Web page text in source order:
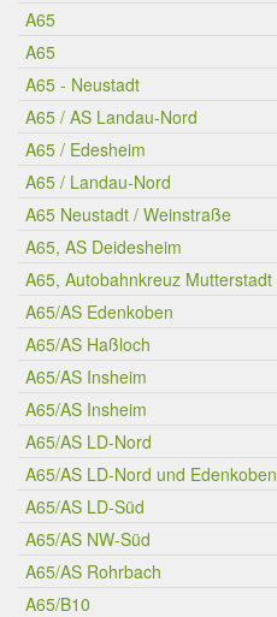
A65
A65
A65 - Neustadt
A65 / AS Landau-Nord
A65 / Edesheim
A65 / Landau-Nord
A65 Neustadt / Weinstraße
A65, AS Deidesheim
A65, Autobahnkreuz Mutterstadt
A65/AS Edenkoben
A65/AS Haßloch
A65/AS Insheim
A65/AS Insheim
A65/AS LD-Nord
A65/AS LD-Nord und Edenkoben
A65/AS LD-Süd
A65/AS NW-Süd
A65/AS Rohrbach
A65/B10